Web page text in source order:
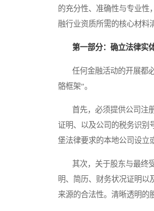
的充分性、准确性与专业性
融行业资质所需的核心材料
第一部分：确立法律实
任何金融活动的开展都必
骼框架”。
首先，必须提供公司注册
证明、以及公司的税务识别
堡法律要求的本地公司设立
其次，关于股东与最终受
明、简历、财务状况证明以
来源的合法性。清晰透明的